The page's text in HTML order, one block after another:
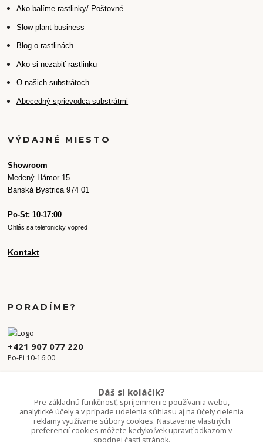
Ako balíme rastlinky/ Poštovné
Slow plant business
Blog o rastlinách
Ako si nezabiť rastlinku
O našich substrátoch
Abecedný sprievodca substrátmi
VÝDAJNÉ MIESTO
Showroom
Medený Hámor 15
Banská Bystrica 974 01
Po-St: 10-17:00
Ohlás sa telefonicky vopred
Kontakt
PORADÍME?
+421 907 077 220
Po-Pi 10-16:00
Dáš si koláčik?
Pre základnú funkčnosť, spríjemnenie používania webu,
analytické účely a v prípade udelenia súhlasu aj na účely cielenia
reklamy využívame súbory cookies. Nastavenie vlastných
preferencií cookies môžete kedykoľvek upraviť odkazom v
spodnej časti stránok.